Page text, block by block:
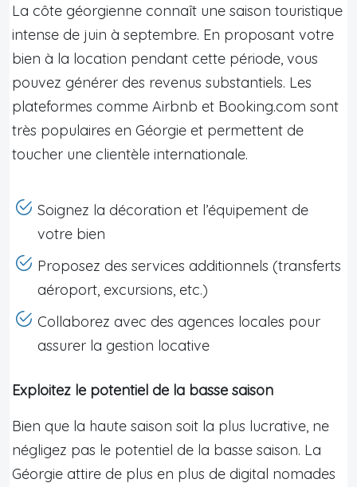
La côte géorgienne connaît une saison touristique
intense de juin à septembre. En proposant votre
bien à la location pendant cette période, vous
pouvez générer des revenus substantiels. Les
plateformes comme Airbnb et Booking.com sont
très populaires en Géorgie et permettent de
toucher une clientèle internationale.
Soignez la décoration et l’équipement de
votre bien
Proposez des services additionnels (transferts
aéroport, excursions, etc.)
Collaborez avec des agences locales pour
assurer la gestion locative
Exploitez le potentiel de la basse saison
Bien que la haute saison soit la plus lucrative, ne
négligez pas le potentiel de la basse saison. La
Géorgie attire de plus en plus de digital nomades